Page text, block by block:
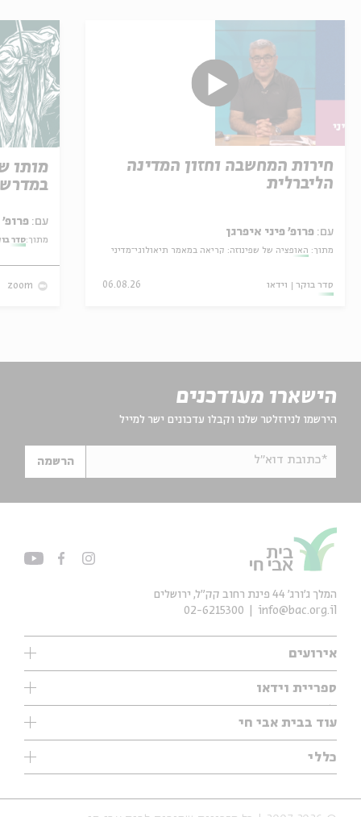
חירות המחשבה וחזון המדינה
הליברלית
עם: פרופ' פיני איפרגן
מתוך: האופציה של שפינוזה: קריאה במאמר תיאולוגי־מדיני
סדר בוקר וידאו 06.08.26
מותו
עם: פרופ' אביגדור שנאן
מתוך:סדר
zoom
הישארו מעודכנים
הירשמו לניוזלטר שלנו וקבלו עדכונים ישר למייל
*כתובת דוא"ל הרשמה
אירועים
עיון
אנגלית
נוער
סדרות
ספריית וידאו
ילדים
מוזיקה
עיון
מיוחדים
עוד בבית אבי חי
תערוכות
מיוחדים
כללי
אודות
המלך ג'ורג' 44 פינת רחוב קק״ל, ירושלים
info@bac.org.il
02-6215300